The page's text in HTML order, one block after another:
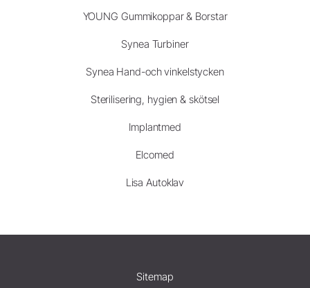
YOUNG Gummikoppar & Borstar
Synea Turbiner
Synea Hand-och vinkelstycken
Sterilisering, hygien & skötsel
Implantmed
Elcomed
Lisa Autoklav
Sitemap